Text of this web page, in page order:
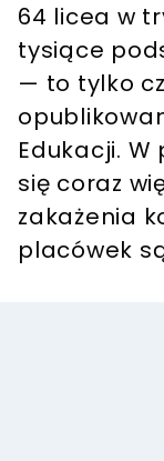
64 licea w
tysiące
— to tylko
Edukacji. W
się coraz
zakażenia
placówek